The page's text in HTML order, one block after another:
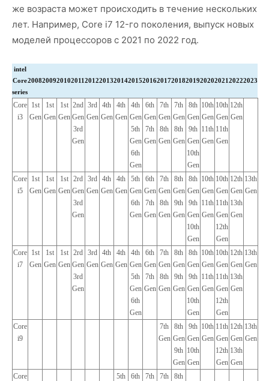
же возраста может происходить в течение нескольких
лет. Например, Core i7 12-го поколения, выпуск новых
моделей процессоров с 2021 по 2022 год.
intel
Core
series
2008200920102011201220132014201520162017201820192020202120222023
Core
i3
1st
Gen
1st
Gen
1st
Gen
2nd
Gen
3rd
Gen
3rd
Gen
4th
Gen
4th
Gen
4th
Gen
5th
Gen
6th
Gen
6th
Gen
7th
Gen
7th
Gen
8th
Gen
7th
Gen
8th
Gen
8th
Gen
9th
Gen
10th
Gen
10th
Gen
11th
Gen
10th
Gen
11th
Gen
12th
Gen
Core
i5
1st
Gen
1st
Gen
1st
Gen
2rd
Gen
3rd
Gen
3rd
Gen
4th
Gen
4th
Gen
5th
Gen
6th
Gen
6th
Gen
7th
Gen
7th
Gen
8th
Gen
8th
Gen
9th
Gen
8th
Gen
9th
Gen
10th
Gen
10th
Gen
11th
Gen
10th
Gen
11th
Gen
12th
Gen
12th
Gen
13th
Gen
13th
Gen
Core
i7
1st
Gen
1st
Gen
1st
Gen
2rd
Gen
3rd
Gen
3rd
Gen
4th
Gen
4th
Gen
4th
Gen
5th
Gen
6th
Gen
6th
Gen
7th
Gen
7th
Gen
8th
Gen
8th
Gen
9th
Gen
8th
Gen
9th
Gen
10th
Gen
10th
Gen
11th
Gen
10th
Gen
11th
Gen
12th
Gen
12th
Gen
13th
Gen
13th
Gen
Core
i9
7th
Gen
8th
Gen
9th
Gen
9th
Gen
10th
Gen
10th
Gen
11th
Gen
12th
Gen
12th
Gen
13th
Gen
13th
Gen
Core
5th
6th
7th
7th
8th